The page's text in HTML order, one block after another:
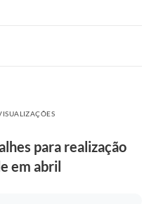
para realização
em abril